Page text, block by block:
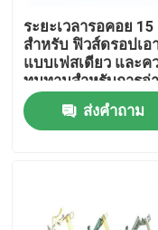
บ้าน
ระยะเวลารอคอย
สำหรับ ฟิวส์ดรอปเอ
แบบเฟสเดียว และค
ทนทานสำหรับการจ่
กระแสไฟฟ้า
ส่งคำถาม